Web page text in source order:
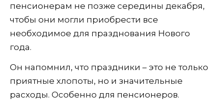
пенсионерам не позже середины декабря,
чтобы они могли приобрести все
необходимое для празднования Нового
года.
Он напомнил, что праздники – это не только
приятные хлопоты, но и значительные
расходы. Особенно для пенсионеров.